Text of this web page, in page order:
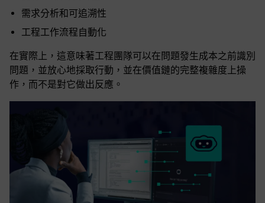
需求分析和可追溯性
工程工作流程自動化
在實際上，這意味著工程團隊可以在問題發生成本之前識別
問題，並放心地採取行動，並在價值鏈的完整複雜度上操
作，而不是對它做出反應。